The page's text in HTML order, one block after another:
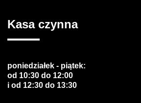
Kasaczynna
poniedziałek - piątek:
od 10:30 do 12:00
i od 12:30 do 13:30